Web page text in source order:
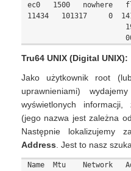
ec0   1500   nowhere
11434   101317     0
Tru64 UNIX (Digital UNIX):
Jako użytkownik root
uprawnieniami)
wyświetlonych
(jego nazwa jest zależna
Następnie lokalizujemy
Address . Jest to nasz
Name  Mtu    Network